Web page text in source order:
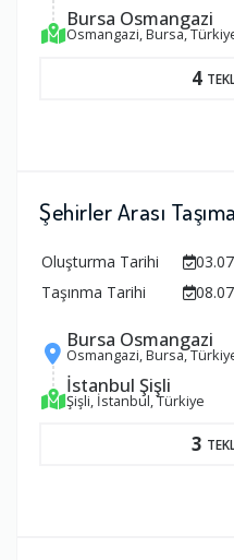
Bursa Osmangazi
Osmangazi, Bursa,
4
Şehirler Arası Taşıma
Oluşturma Tarihi
Taşınma Tarihi
Bursa Osmangazi
Osmangazi, Bursa,
İstanbul Şişli
Şişli, İstanbul, Türkiye
3